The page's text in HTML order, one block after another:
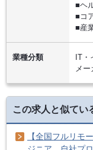
■ヘ
■コ
■産
業種分類
IT
メ
この求人と似てい
【全国フルリ